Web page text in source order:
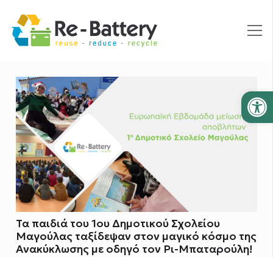
Τα παιδιά του 1ου Δημοτικού Σχολείου
Μαγούλας ταξίδεψαν στον μαγικό κόσμο της
Ανακύκλωσης με οδηγό τον Ρι-Μπαταρούλη!